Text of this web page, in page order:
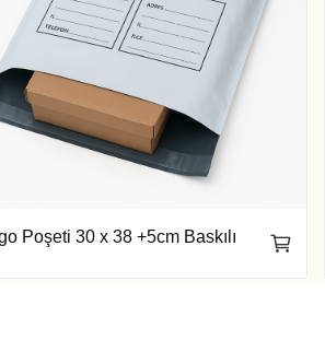
Poşeti 30 x 38 +5cm Baskılı